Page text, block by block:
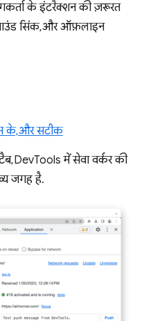
के इंटरैक्शन की ज़रूरत
सिंक, और ऑफ़लाइन
के, और सटीक
DevTools में सेवा वर्कर की
जगह है.